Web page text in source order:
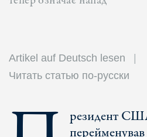
Artikel auf Deutsch lesen
Читать статью по-русски
резидент